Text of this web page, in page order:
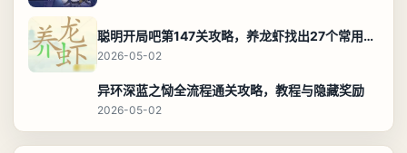
聪明开局吧第147关攻略，养龙虾找出27个常用字通关答案
2026-05-02
异环深蓝之恸全流程通关攻略，教程与隐藏奖励
2026-05-02